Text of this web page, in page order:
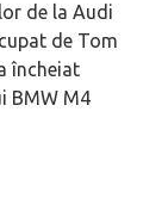
de la Audi
de Tom
încheiat
BMW M4